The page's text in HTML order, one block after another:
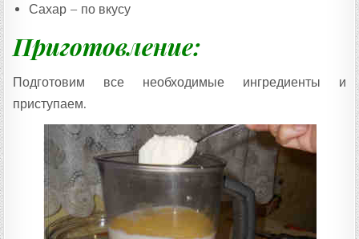
Сахар – по вкусу
Приготовление:
Подготовим все необходимые ингредиенты и
приступаем.